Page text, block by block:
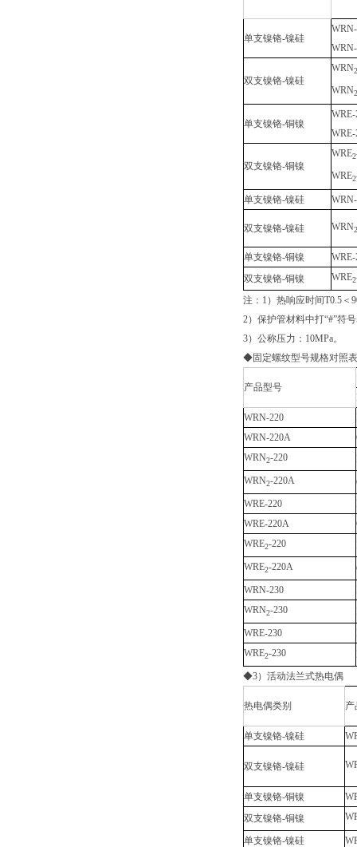
单支镍铬-镍硅
双支镍铬-镍硅
WRN2
WRN2
单支镍铬-铜镍
WRE-
双支镍铬-铜镍
WRE2
WRE2
单支镍铬-镍硅
双支镍铬-镍硅 WRN2
单支镍铬-铜镍
WRE-
双支镍铬-铜镍
WRE2
注：1）热响应时间T0.5＜
2）保护管材料中打“#”符
3）公称压力：10MPa。
◆固定螺纹型号规格对照表
产品型号
WRN-220
WRN-220A
WRN2-220
WRN2-220A
WRE-220
WRE-220A
WRE2-220
WRE2-220A
WRN-230
WRN2-230
WRE-230
WRE2-230
◆3）活动法兰式热电偶
热电偶类别 产
单支镍铬-镍硅
双支镍铬-镍硅
单支镍铬-铜镍
双支镍铬-铜镍
单支镍铬-镍硅